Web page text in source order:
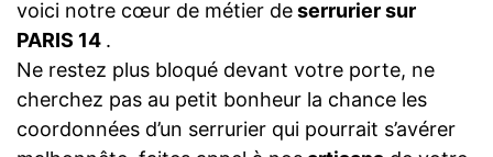
voici notre cœur de métier deserrurier sur
PARIS 14 .
Ne restez plus bloqué devant votre porte, ne
cherchez pas au petit bonheur la chance les
coordonnées d’un serrurier qui pourrait s’avérer